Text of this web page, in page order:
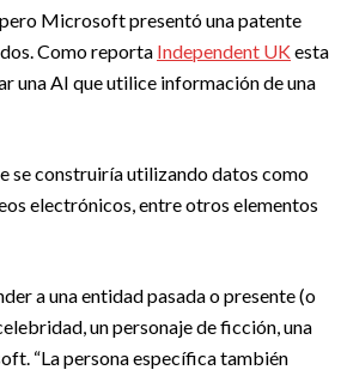
Microsoft presentó una patente
Como reporta Independent UKesta
una AI que utilice información de una
se construiría utilizando datos como
electrónicos, entre otros elementos
a una entidad pasada o presente (o
un personaje de ficción, una
“La persona específica también